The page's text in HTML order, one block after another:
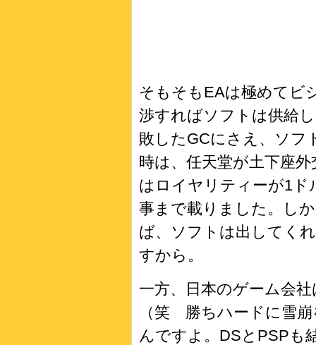
そもそもEAは極めてビ
渉すればソフトは供給
敗したGCにさえ、ソフ
時は、任天堂が土下座
はロイヤリティーが1ド
事まで載りました。し
ば、ソフトは出してく
すから。
一方、日本のゲーム会
（笑 勝ちハードに雪
んですよ。DSとPSPも